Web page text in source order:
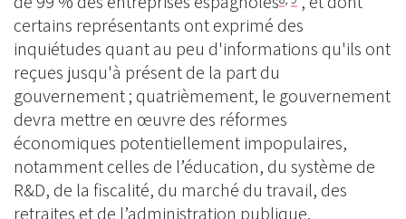
certains représentants ont exprimé des
inquiétudes quant au peu d'informations qu'ils ont
reçues jusqu'à présent de la part du
gouvernement ; quatrièmement, le gouvernement
devra mettre en œuvre des réformes
économiques potentiellement impopulaires,
notamment celles de l’éducation, du système de
R&D, de la fiscalité, du marché du travail, des
retraites et de l’administration publique.